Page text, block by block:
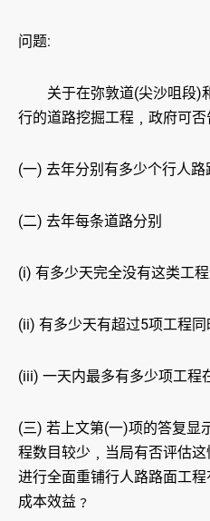
问题:
关于在弥敦道(尖沙咀段)
行的道路挖掘工程﹐政府可否
(一) 去年分别有多少个行人路
(二) 去年每条道路分别
(i) 有多少天完全没有这类工程
(ii) 有多少天有超过5项工程
(iii) 一天内最多有多少项工程
(三) 若上文第(一)项的答复显
程数目较少﹐当局有否评估
进行全面重铺行人路路面工
成本效益﹖